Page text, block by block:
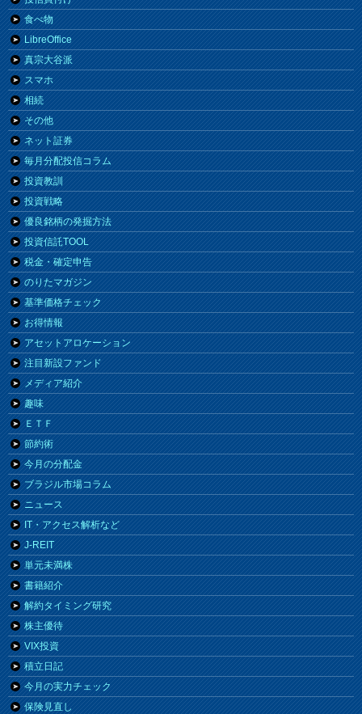
食べ物
LibreOffice
真宗大谷派
スマホ
相続
その他
ネット証券
毎月分配投信コラム
投資教訓
投資戦略
優良銘柄の発掘方法
投資信託TOOL
税金・確定申告
のりたマガジン
基準価格チェック
お得情報
アセットアロケーション
注目新設ファンド
メディア紹介
趣味
ＥＴＦ
節約術
今月の分配金
ブラジル市場コラム
ニュース
IT・アクセス解析など
J-REIT
単元未満株
書籍紹介
解約タイミング研究
株主優待
VIX投資
積立日記
今月の実力チェック
保険見直し